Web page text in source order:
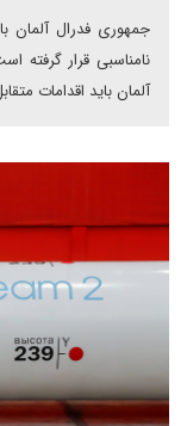
جمهوری فدرال آلمان
نامناسبی قرار گرفته
آلمان باید اقدامات